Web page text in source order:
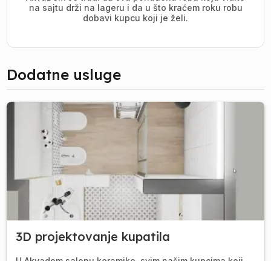
na sajtu drži na lageru i da u što kraćem roku robu
dobavi kupcu koji je želi.
Dodatne usluge
3D projektovanje kupatila